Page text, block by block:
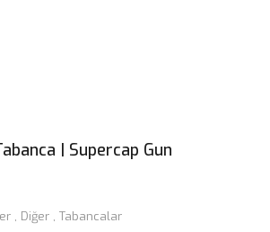
| Supercap Gun
, Diğer , Tabancalar